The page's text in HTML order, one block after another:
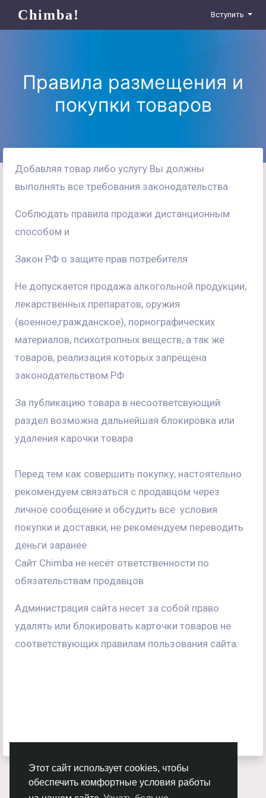
Этот сайт использует cookies, чтобы
обеспечить комфортные условия работы
Chimba! Вступить
Правила размещения и
покупки товаров
Добавляя товар либо услугу Вы должны
выполнять все требования законодательства
Соблюдать правила продажи дистанционным
способом и
Закон РФ о защите прав потребителя
Не допускается продажа алкогольной продукции,
лекарственных препаратов, оружия
(военное,гражданское), порнографических
материалов, психотропных веществ, а так же
товаров, реализация которых запрещена
законодательством РФ
За публикацию товара в несоответсвующий
раздел возможна дальнейшая блокировка или
удаления карочки товара
Перед тем как совершить покупку, настоятельно
рекомендуем связаться с продавцом через
личное сообщение и обсудить все условия
покупки и доставки, не рекомендуем переводить
деньги заранее
Сайт Chimba не несёт ответственности по
обязательствам продавцов
Администрация сайта несет за собой право
удалять или блокировать карточки товаров не
соответствующих правилам пользования сайта.
© 2026 Chimba! Русский